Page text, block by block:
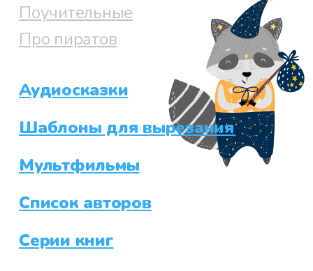
Поучительные
Про пиратов
Аудиосказки
Шаблоны для вырезания
Мультфильмы
Список авторов
Серии книг